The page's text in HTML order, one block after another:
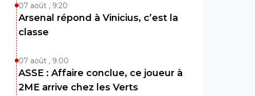
07 août , 9:20
Arsenal répond à Vinicius, c’est la
classe
07 août , 9:00
ASSE : Affaire conclue, ce joueur à
2ME arrive chez les Verts